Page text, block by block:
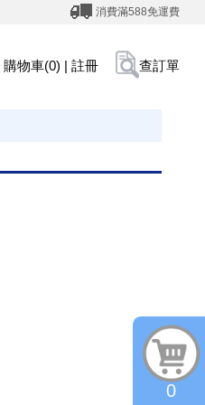
消費滿588免運費
購物車(0) | 註冊 查訂單
0